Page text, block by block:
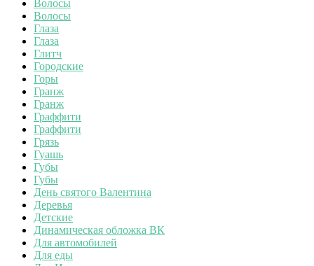
Волосы
Волосы
Глаза
Глаза
Глитч
Городские
Горы
Гранж
Гранж
Граффити
Граффити
Грязь
Гуашь
Губы
Губы
День святого Валентина
Деревья
Детские
Динамическая обложка ВК
Для автомобилей
Для еды